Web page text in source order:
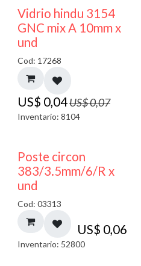
40% DESCUENTO
Vidrio hindu 3154
GNC mix A 10mm x
und
Cod: 17268
US$ 0,04US$0,07
Inventario: 8104
Poste circon
383/3.5mm/6/R x
und
Cod: 03313
US$ 0,06
Inventario: 52800